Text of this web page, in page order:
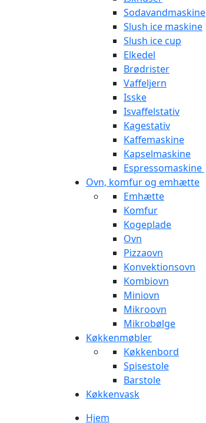
Sodavandmaskine
Slush ice maskine
Slush ice cup
Elkedel
Brødrister
Vaffeljern
Isske
Isvaffelstativ
Kagestativ
Kaffemaskine
Kapselmaskine
Espressomaskine
Ovn, komfur og emhætte
Emhætte
Komfur
Kogeplade
Ovn
Pizzaovn
Konvektionsovn
Kombiovn
Miniovn
Mikroovn
Mikrobølge
Køkkenmøbler
Køkkenbord
Spisestole
Barstole
Køkkenvask
Hjem